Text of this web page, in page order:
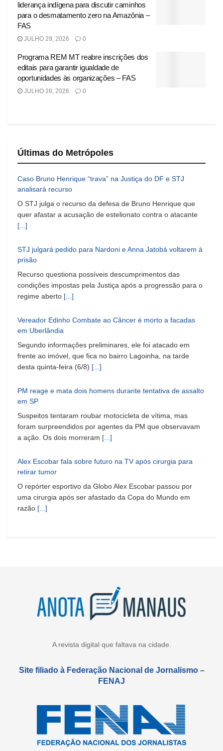
liderança indígena para discutir caminhos
para o desmatamento zero na Amazônia –
FAS
JULHO 29, 2026 0
Programa REM MT reabre inscrições dos
editais para garantir igualdade de
oportunidades às organizações – FAS
JULHO 28, 2026 0
Últimas do Metrópoles
Caso Bruno Henrique “trava” na Justiça do DF e STJ
analisará recurso
O STJ julga o recurso da defesa de Bruno Henrique que
quer afastar a acusação de estelionato contra o atacante
[...]
STJ julgará pedido para Nardoni e Anna Jatobá voltarem à
prisão
Recurso questiona possíveis descumprimentos das
condições impostas pela Justiça após a progressão para o
regime aberto [...]
Vereador Edinho Combate ao Câncer é morto a facadas
em Uberlândia
Segundo informações preliminares, ele foi atacado em
frente ao imóvel, que fica no bairro Lagoinha, na tarde
desta quinta-feira (6/8) [...]
PM reage e mata dois homens durante tentativa de assalto
em SP
Suspeitos tentaram roubar motocicleta de vítima, mas
foram surpreendidos por agentes da PM que observavam
a ação. Os dois morreram [...]
Alex Escobar fala sobre futuro na TV após cirurgia para
retirar tumor
O repórter esportivo da Globo Alex Escobar passou por
uma cirurgia após ser afastado da Copa do Mundo em
razão [...]
A revista digital que faltava na cidade.
Site filiado à Federação Nacional de Jornalismo –
FENAJ